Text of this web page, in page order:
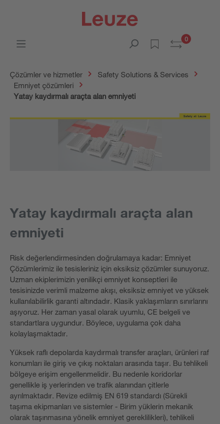
0
Çözümler ve hizmetler
Safety Solutions & Services
Emniyet çözümleri
Yatay kaydırmalı araçta alan emniyeti
Yatay kaydırmalı araçta alan
emniyeti
Risk değerlendirmesinden doğrulamaya kadar: Emniyet
Çözümlerimiz ile tesisleriniz için eksiksiz çözümler sunuyoruz.
Uzman ekiplerimizin yenilikçi emniyet konseptleri ile
tesisinizde verimli malzeme akışı, eksiksiz emniyet ve yüksek
kullanılabilirlik garanti altındadır. Klasik yaklaşımların sınırlarını
aşıyoruz. Her zaman yasal olarak uyumlu, CE belgeli ve
standartlara uygundur. Böylece, uygulama çok daha
kolaylaşmaktadır.
Yüksek raflı depolarda kaydırmalı transfer araçları, ürünleri raf
konumları ile giriş ve çıkış noktaları arasında taşır. Bu tehlikeli
bölgeye erişim engellenmelidir. Bu nedenle koridorlar
genellikle iş yerlerinden ve trafik alanından çitlerle
ayrılmaktadır. Revize edilmiş EN 619 standardı (Sürekli
taşıma ekipmanları ve sistemler - Birim yüklerin mekanik
olarak taşınmasına yönelik emniyet gereklilikleri), tehlikeli